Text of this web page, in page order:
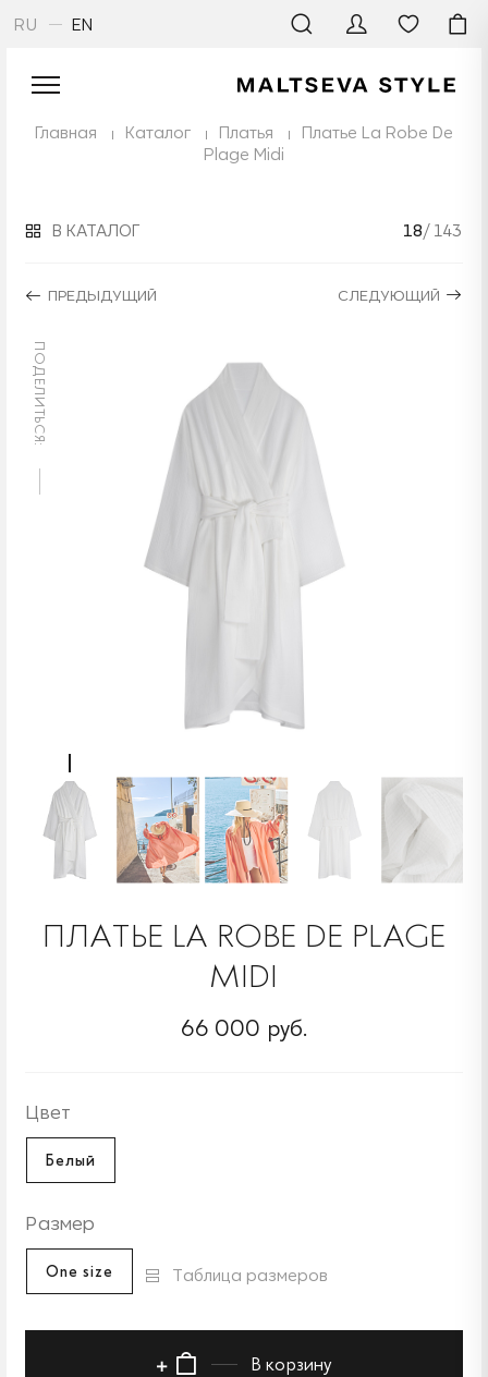
RU EN
Главная Каталог Платья
Платье La Robe De
Plage Midi
В КАТАЛОГ
ПРЕДЫДУЩИЙ
18/ 143
СЛЕДУЮЩИЙ
ПОДЕЛИТЬСЯ:
ПЛАТЬЕ LA ROBE DE PLAGE
MIDI
66 000 руб.
Цвет
Белый
Размер
One size Таблица размеров
В корзину